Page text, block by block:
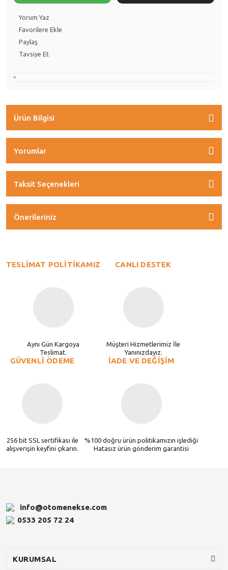
Yorum Yaz
Paylaş
Tavsiye Et
Ürün Bilgisi
Yorumlar
Taksit Seçenekleri
Önerileriniz
TESLİMAT POLİTİKAMIZ
Aynı Gün Kargoya
Teslimat.
CANLI DESTEK
Müşteri Hizmetlerimiz İle
Yanınızdayız.
GÜVENLİ ÖDEME
256 bit SSL sertifikası ile
alışverişin keyfini çıkarın.
İADE VE DEĞİŞİM
%100 doğru ürün politikamızın işlediği
Hatasız ürün gönderim garantisi
info@otomenekse.com
0533 205 72 24
KURUMSAL